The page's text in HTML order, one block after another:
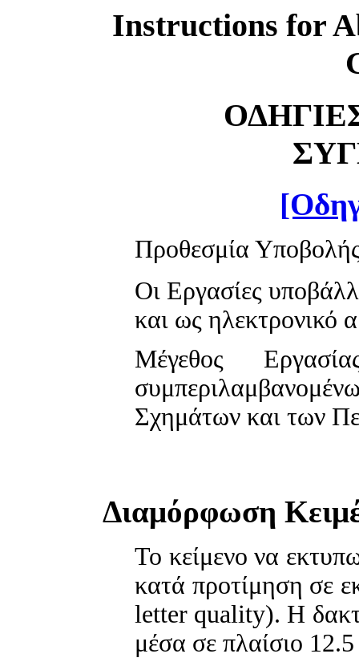
Instructions for
Προθεσμία
Οι Εργασίες
και ως ηλεκτρονικό
Μέγεθος
Σχημάτων και των
Διαμόρφωση
Το κείμενο να
κατά προτίμηση σε
letter quality). Η
μέσα σε πλαίσιο